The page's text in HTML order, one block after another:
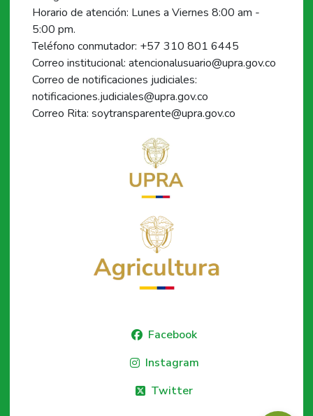
Horario de atención: Lunes a Viernes 8:00 am -
5:00 pm.
Teléfono conmutador: +57 310 801 6445
Correo institucional: atencionalusuario@upra.gov.co
Correo de notificaciones judiciales:
notificaciones.judiciales@upra.gov.co
Correo Rita: soytransparente@upra.gov.co
Facebook
Instagram
Twitter